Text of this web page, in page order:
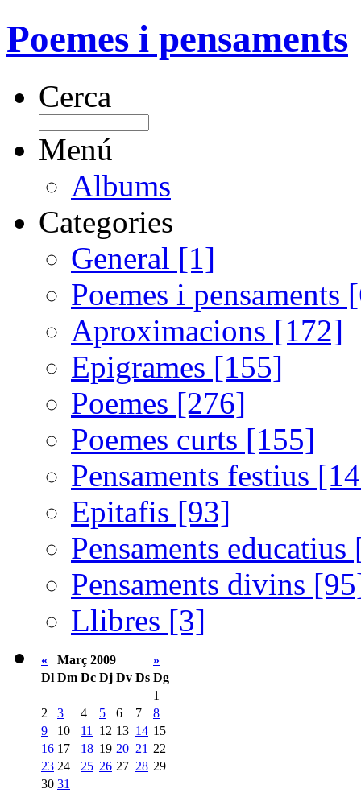
Poemes i pensaments
Cerca
Menú
Albums
Categories
General [1]
Poemes i pensaments
Aproximacions [172]
Epigrames [155]
Poemes [276]
Poemes curts [155]
Pensaments festius
Epitafis [93]
Pensaments
Pensaments divins
Llibres [3]
« Març 2009
»
Dl Dm Dc Dj Dv Ds Dg
1
2
3 4 5 6 7
8
9
10 11 12 13 14 15
16 17 18 19 20 21 22
23 24 25 26 27 28 29
30 31